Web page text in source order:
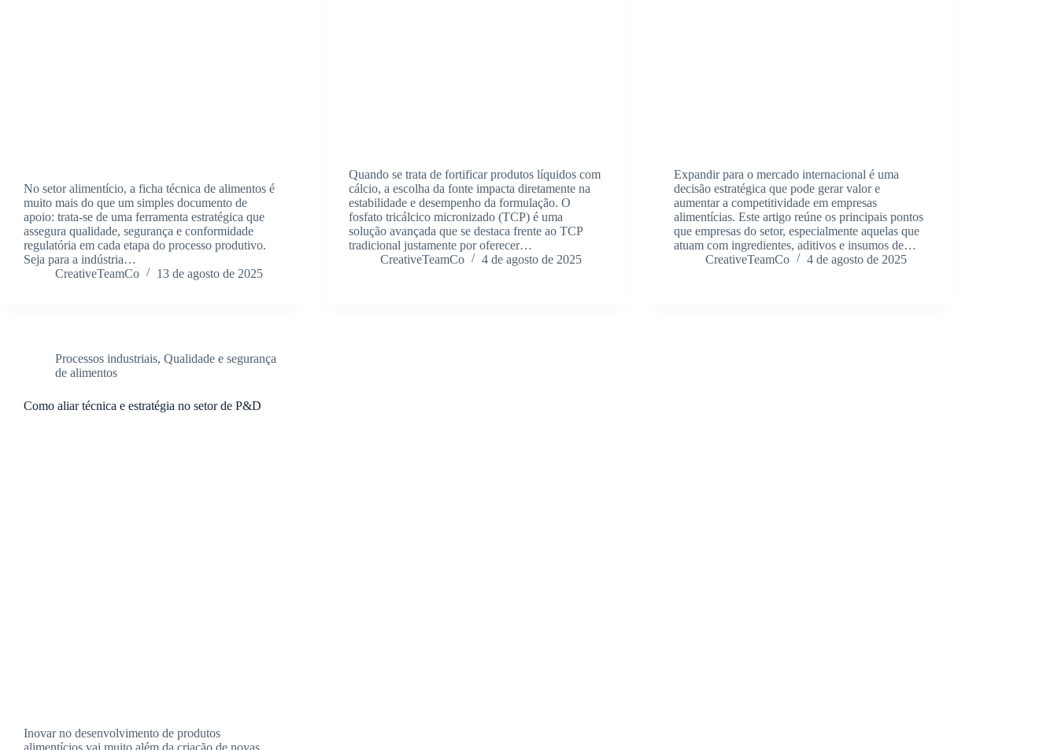
No setor alimentício, a ficha técnica de alimentos é
muito mais do que um simples documento de
apoio: trata-se de uma ferramenta estratégica que
assegura qualidade, segurança e conformidade
regulatória em cada etapa do processo produtivo.
Seja para a indústria…
CreativeTeamCo
13 de agosto de 2025
Quando se trata de fortificar produtos líquidos com
cálcio, a escolha da fonte impacta diretamente na
estabilidade e desempenho da formulação. O
fosfato tricálcico micronizado (TCP) é uma
solução avançada que se destaca frente ao TCP
tradicional justamente por oferecer…
CreativeTeamCo
4 de agosto de 2025
Expandir para o mercado internacional é uma
decisão estratégica que pode gerar valor e
aumentar a competitividade em empresas
alimentícias. Este artigo reúne os principais pontos
que empresas do setor, especialmente aquelas que
atuam com ingredientes, aditivos e insumos de…
CreativeTeamCo
4 de agosto de 2025
Processos industriais, Qualidade e segurança
de alimentos
Como aliar técnica e estratégia no setor de P&D
Inovar no desenvolvimento de produtos
alimentícios vai muito além da criação de novas